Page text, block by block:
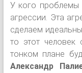
У кого проблемы
агрессии. Эта
сделаем
то этот человек
тонком плане
Александр